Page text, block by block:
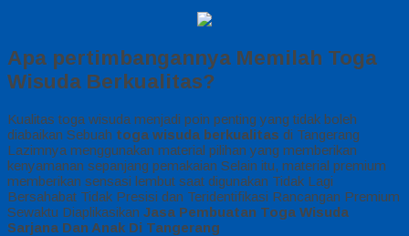
Apa pertimbangannya Memilah Toga
Wisuda Berkualitas?
Kualitas toga wisuda menjadi poin penting yang tidak boleh
diabaikan Sebuah toga wisuda berkualitas di Tangerang
Lazimnya menggunakan material pilihan yang memberikan
kenyamanan sepanjang pemakaian Selain itu, material premium
memberikan sensasi lembut saat digunakan Tidak Lagi
Bersahabat Tidak Presisi dan Teridentifikasi Rancangan Premium
Sewaktu Diaplikasikan Jasa Pembuatan Toga Wisuda
Sarjana Dan Anak Di Tangerang